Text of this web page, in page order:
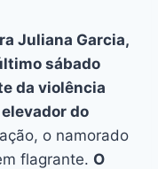
e
st
e
dI
n
l
Juliana Garcia,
sábado
da violência
do
o namorado
flagrante. O